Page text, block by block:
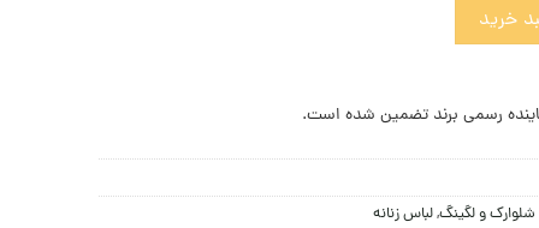
امپوریو آرمانی عدد
خرید
رسمی برند تضمین شده است.
شلوارک و لگینگ,لباس زنانه